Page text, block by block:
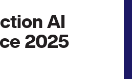
AI
2025